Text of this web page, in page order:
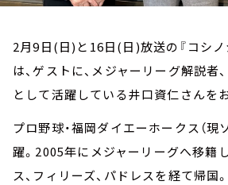
2月9日(日)と16日(日)放送の『コシノ
は、ゲストに、メジャーリーグ解説者
として活躍している井口資仁さんを
プロ野球・福岡ダイエーホークス（現
躍。2005年にメジャーリーグへ移籍
ス、フィリーズ、パドレスを経て帰国